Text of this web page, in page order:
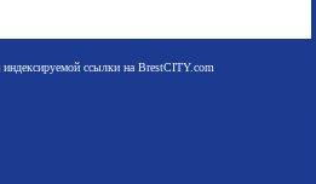
ссылки на BrestCITY.com